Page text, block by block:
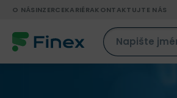
O NÁSINZERCEKARIÉRAKONTAKTUJTE NÁS